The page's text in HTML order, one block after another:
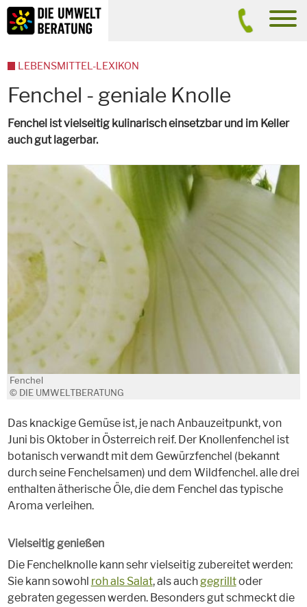
Inhalt
Suche
Fenchel - geniale Knolle
Fenchel ist vielseitig kulinarisch einsetzbar und im Keller
auch gut lagerbar.
Fenchel
© DIE UMWELTBERATUNG
Das knackige Gemüse ist, je nach Anbauzeitpunkt, von
Juni bis Oktober in Österreich reif. Der Knollenfenchel ist
botanisch verwandt mit dem Gewürzfenchel (bekannt
durch seine Fenchelsamen) und dem Wildfenchel. alle drei
enthalten ätherische Öle, die dem Fenchel das typische
Aroma verleihen.
Vielseitig genießen
Die Fenchelknolle kann sehr vielseitig zubereitet werden:
Sie kann sowohl roh als Salat, als auch gegrilltoder
gebraten gegessen werden. Besonders gut schmeckt die
LEBENSMITTEL-LEXIKON